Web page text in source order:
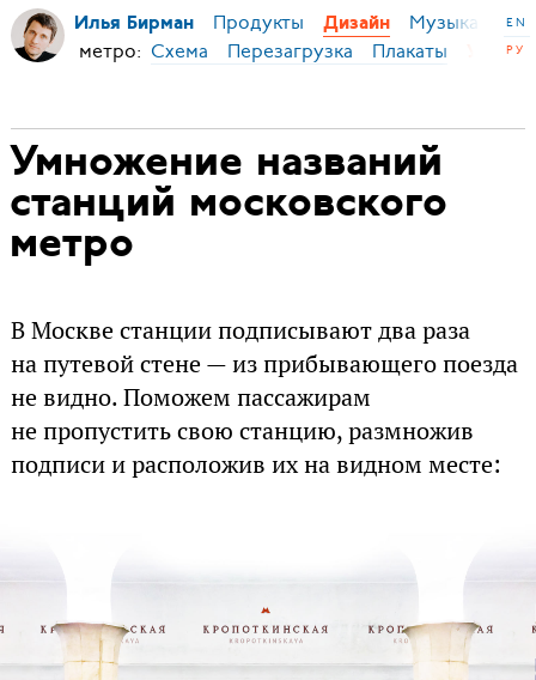
Илья Бирман Продукты Дизайн Музыка
EN
РУ
метро: Схема Перезагрузка Плакаты
Умножение названий
станций московского
метро
В Москве станции подписывают два раза
на путевой стене — из прибывающего поезда
не видно. Поможем пассажирам
не пропустить свою станцию, размножив
подписи и расположив их на видном месте: